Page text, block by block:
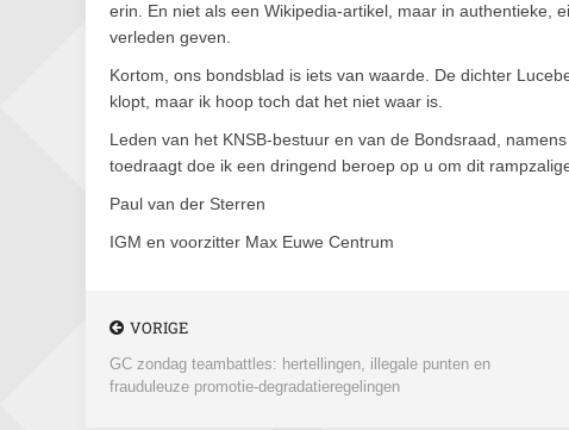
erin. En niet als een Wikipedia-artikel, maar in authentieke,
verleden geven.
Kortom, ons bondsblad is iets van waarde. De dichter
klopt, maar ik hoop toch dat het niet waar is.
Leden van het KNSB-bestuur en van de Bondsraad,
toedraagt doe ik een dringend beroep op u om dit
Paul van der Sterren
IGM en voorzitter Max Euwe Centrum
VORIGE
GC zondag teambattles: hertellingen, illegale punten en
frauduleuze promotie-degradatieregelingen